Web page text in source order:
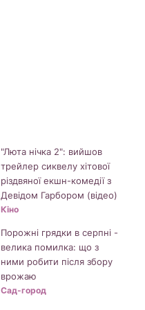
"Люта нічка 2": вийшов
трейлер сиквелу хітової
різдвяної екшн-комедії з
Девідом Гарбором (відео)
Кіно
Порожні грядки в серпні -
велика помилка: що з
ними робити після збору
врожаю
Сад-город